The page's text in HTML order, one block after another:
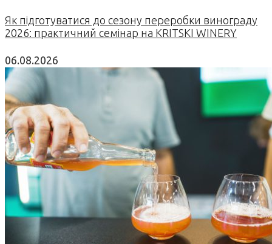
Як підготуватися до сезону переробки винограду
2026: практичний семінар на KRITSKI WINERY
06.08.2026